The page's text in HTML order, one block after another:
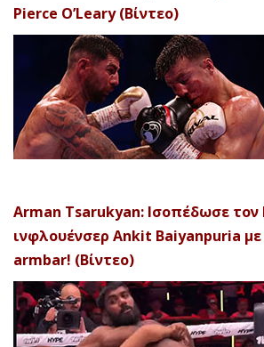
Pierce O’Leary (Βίντεο)
Arman Tsarukyan: Ισοπέδωσε τον
ινφλουένσερ Ankit Baiyanpuria με
armbar! (Βίντεο)